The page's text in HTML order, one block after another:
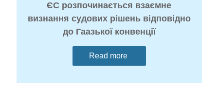
ЄС розпочинається взаємне
визнання судових рішень відповідно
до Гаазької конвенції
Read more